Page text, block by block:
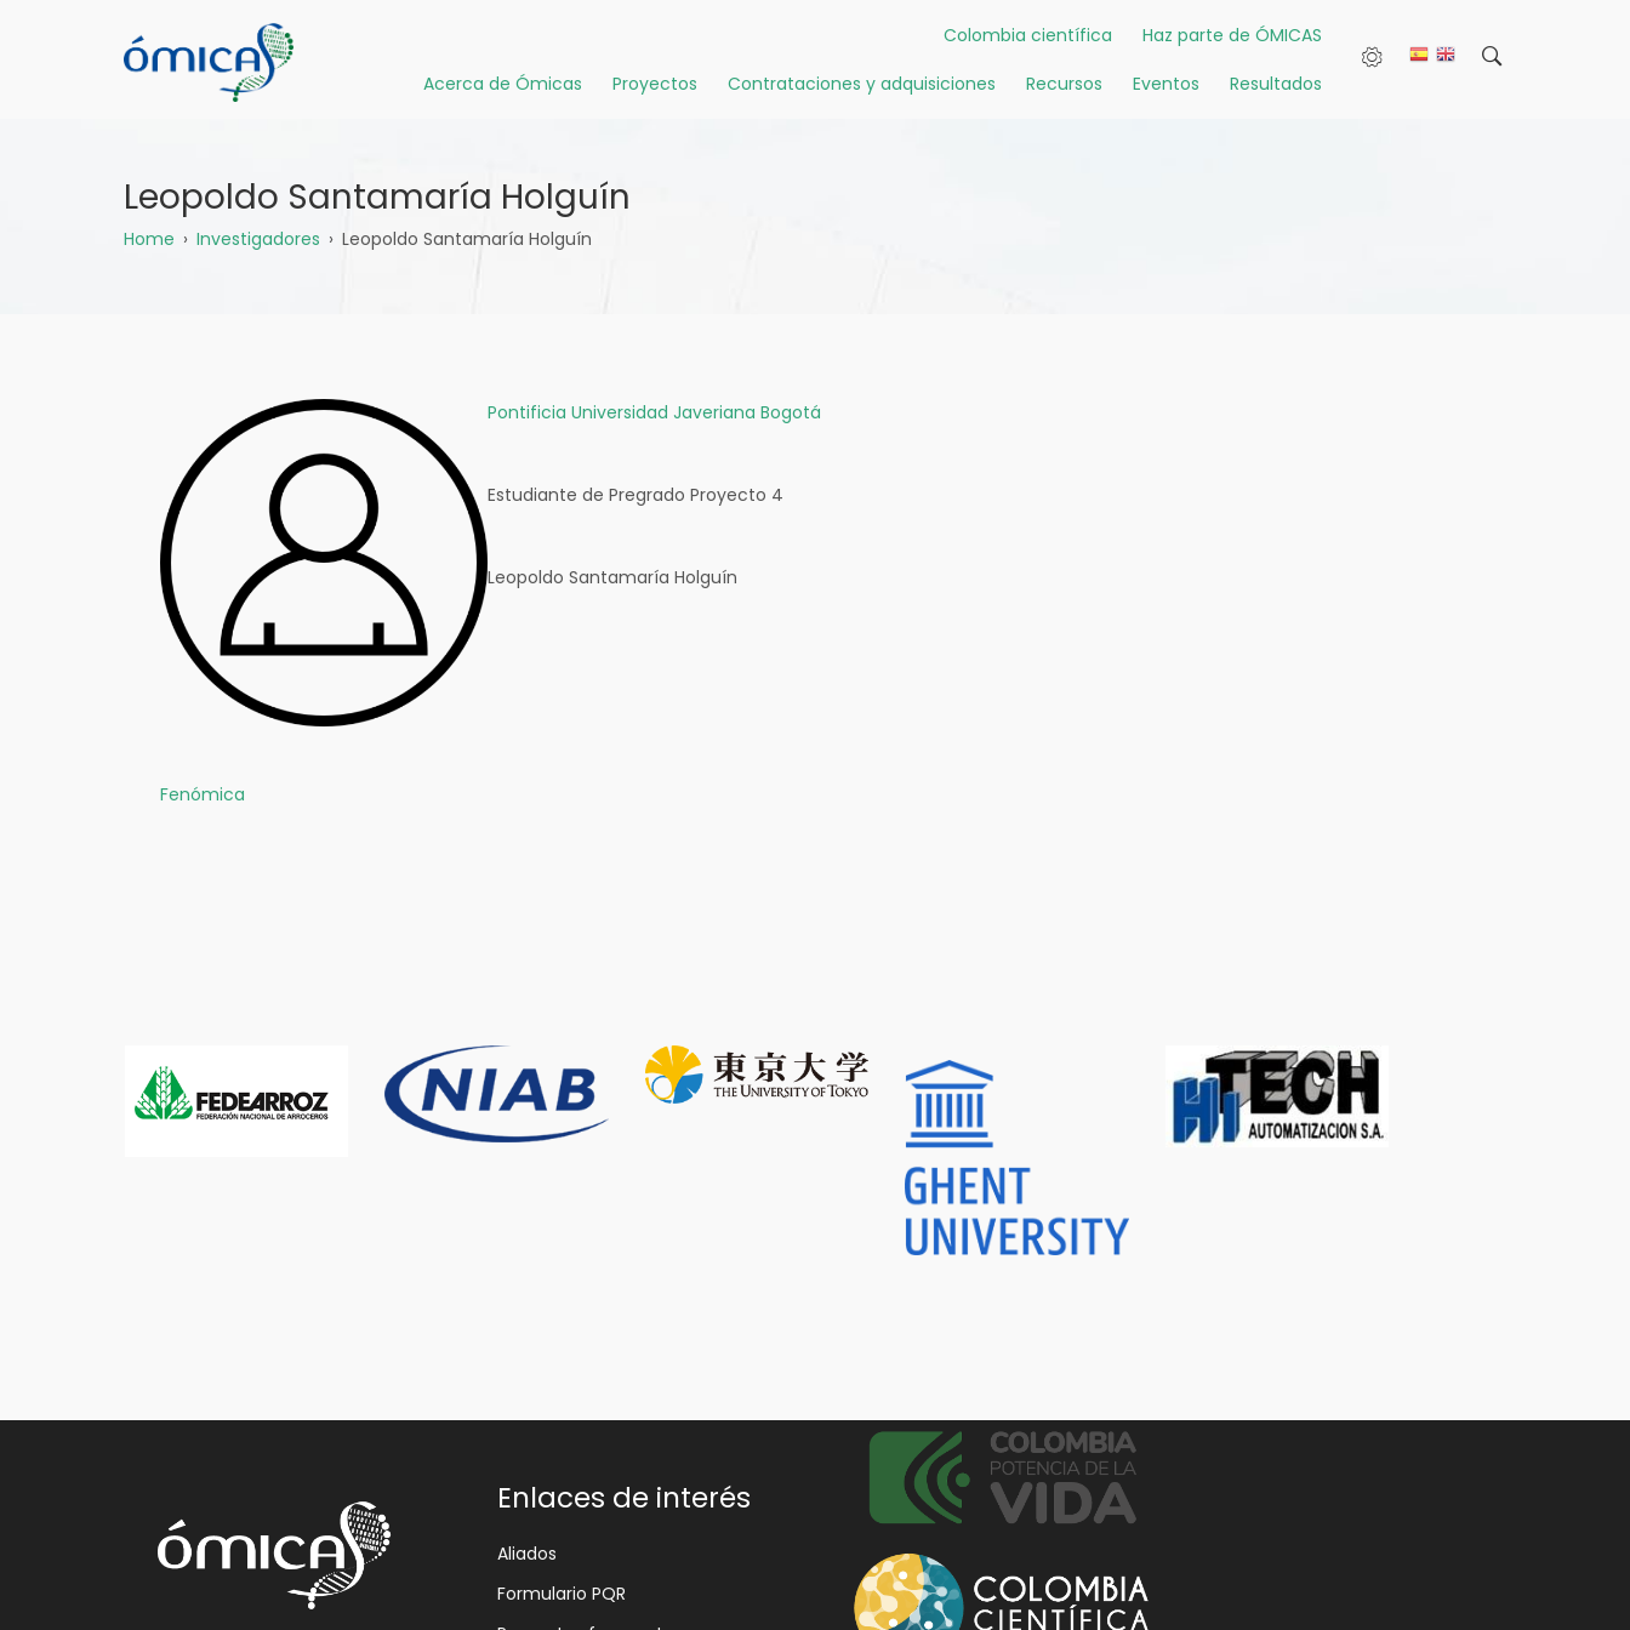
Colombia científica
Haz parte de ÓMICAS
Acerca de Ómicas
Proyectos Contrataciones y adquisiciones Recursos Eventos Resultados
Leopoldo Santamaría Holguín
Sobrescribir
navegación
Home Investigadores Leopoldo Santamaría Holguín
Fenómica
Pontificia Universidad Javeriana Bogotá
Estudiante de Pregrado Proyecto 4
Leopoldo Santamaría Holguín
Enlaces de interés
Aliados
Formulario PQR